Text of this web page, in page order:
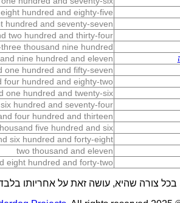
hundred and eighty-five
hundred and seventy-seven
two hundred and thirty-four
thousand nine hundred
nine hundred and eleven
one hundred and fifty-seven
four hundred and eighty-two
one hundred and twenty-six
hundred and seventy-four
four hundred and thirteen
five hundred and six
six hundred and forty-eight
two thousand and eleven
eight hundred and forty-two
צורה שהיא, עושה זאת על אחריותו